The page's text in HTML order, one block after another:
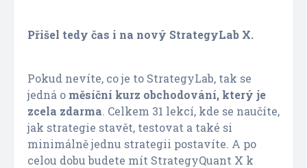
Přišel tedy čas i na nový StrategyLab X.
Pokud nevíte, co je to StrategyLab, tak se
jedná o měsíční kurz obchodování, který je
zcela zdarma. Celkem 31 lekcí, kde se naučíte,
jak strategie stavět, testovat a také si
minimálně jednu strategii postavíte. A po
celou dobu budete mít StrategyQuant X k